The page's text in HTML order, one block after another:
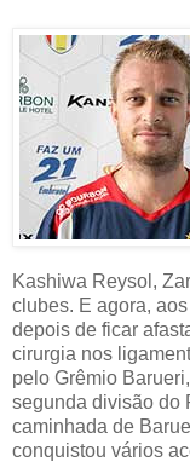
Kashiwa Reysol,
clubes. E agora,
depois de ficar
cirurgia nos
pelo Grêmio
segunda divisão do
caminhada de
conquistou vários